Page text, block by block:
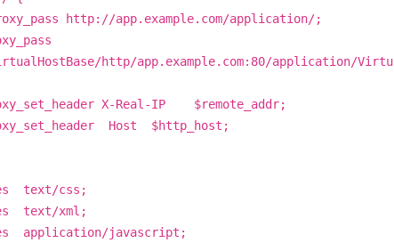
http://app.example.com/application/;
http/app.example.com:80/application/Virtu
X-Real-IP $remote_addr;
Host $http_host;
text/css;
text/xml;
application/javascript;